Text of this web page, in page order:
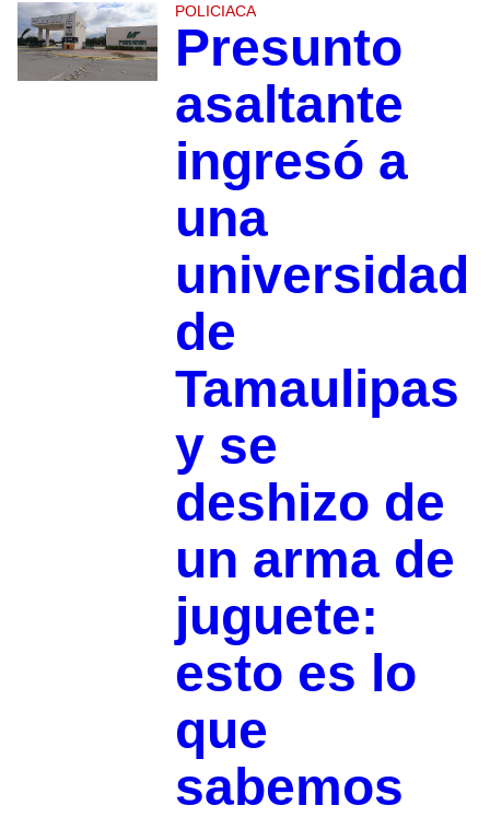
POLICIACA
Presunto
asaltante
ingresó a
una
universidad
de
Tamaulipas
y se
deshizo de
un arma de
juguete:
esto es lo
que
sabemos